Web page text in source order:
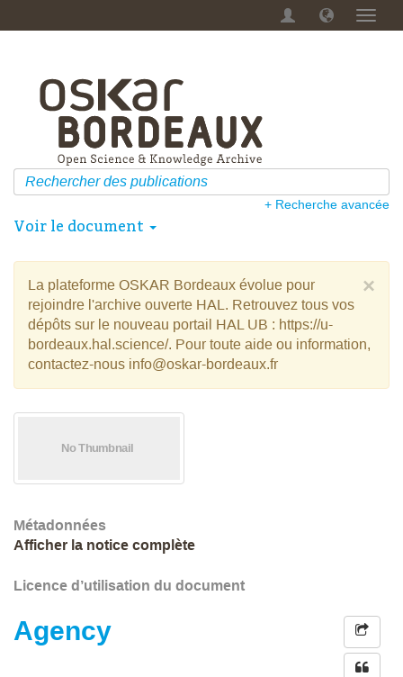
Menu
+ Recherche avancée
Voir le document
×
La plateforme OSKAR Bordeaux évolue pour
rejoindre l'archive ouverte HAL. Retrouvez tous vos
dépôts sur le nouveau portail HAL UB : https://u-
bordeaux.hal.science/. Pour toute aide ou information,
contactez-nous info@oskar-bordeaux.fr
Métadonnées
Afficher la notice complète
Licence d’utilisation du document
Agency